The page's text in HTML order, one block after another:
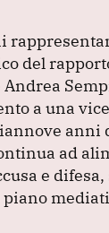
del
Andrea
a una
anni
ad
e